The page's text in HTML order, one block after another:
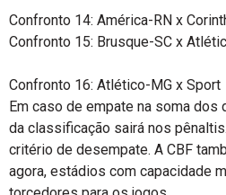
Confronto 14: América-RN x
Confronto 15: Brusque-SC x
Confronto 16: Atlético-MG x Sport
Em caso de empate na soma
da classificação sairá nos
critério de desempate. A CBF
agora, estádios com capacidade